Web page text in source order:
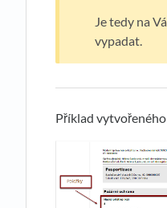
Je tedy na
vypadat.
Příklad